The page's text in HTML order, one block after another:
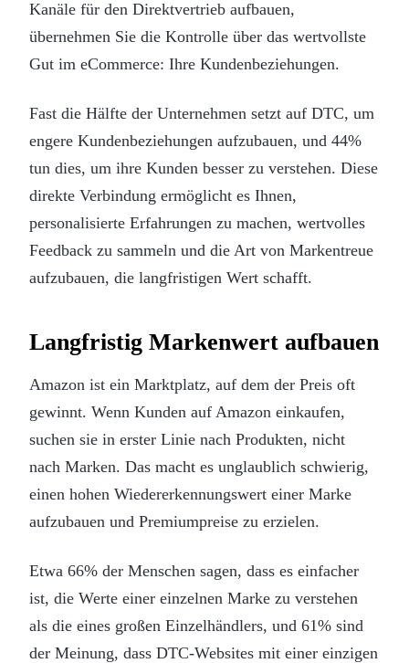
Kanäle für den Direktvertrieb aufbauen,
übernehmen Sie die Kontrolle über das wertvollste
Gut im eCommerce: Ihre Kundenbeziehungen.
Fast die Hälfte der Unternehmen setzt auf DTC, um
engere Kundenbeziehungen aufzubauen, und 44%
tun dies, um ihre Kunden besser zu verstehen. Diese
direkte Verbindung ermöglicht es Ihnen,
personalisierte Erfahrungen zu machen, wertvolles
Feedback zu sammeln und die Art von Markentreue
aufzubauen, die langfristigen Wert schafft.
Langfristig Markenwert aufbauen
Amazon ist ein Marktplatz, auf dem der Preis oft
gewinnt. Wenn Kunden auf Amazon einkaufen,
suchen sie in erster Linie nach Produkten, nicht
nach Marken. Das macht es unglaublich schwierig,
einen hohen Wiedererkennungswert einer Marke
aufzubauen und Premiumpreise zu erzielen.
Etwa 66% der Menschen sagen, dass es einfacher
ist, die Werte einer einzelnen Marke zu verstehen
als die eines großen Einzelhändlers, und 61% sind
der Meinung, dass DTC-Websites mit einer einzigen